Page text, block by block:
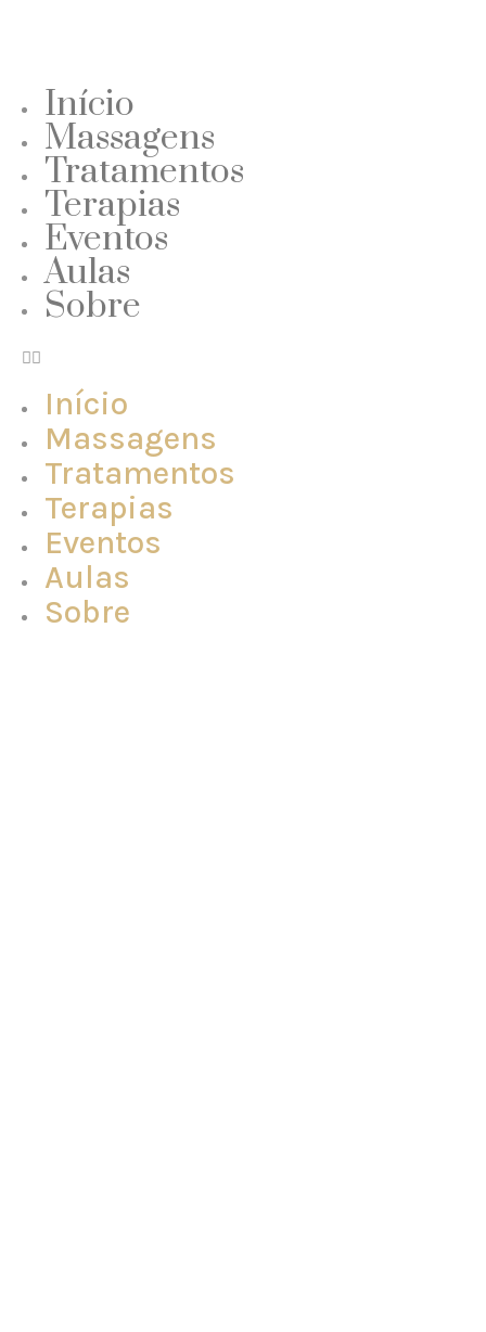
Início
Massagens
Tratamentos
Terapias
Eventos
Aulas
Sobre
Início
Massagens
Tratamentos
Terapias
Eventos
Aulas
Sobre